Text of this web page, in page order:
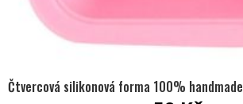
Čtvercová silikonová forma 100% handmade